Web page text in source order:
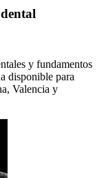
y fundamentos
disponible para
Valencia y